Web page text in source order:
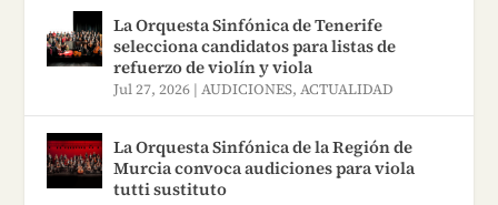
La Orquesta Sinfónica de Tenerife
selecciona candidatos para listas de
refuerzo de violín y viola
Jul 27, 2026 |AUDICIONES,ACTUALIDAD
La Orquesta Sinfónica de la Región de
Murcia convoca audiciones para viola
tutti sustituto